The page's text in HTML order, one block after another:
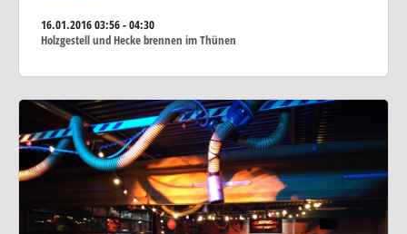
16.01.201603:56 - 04:30
Holzgestell und Hecke brennen im Thünen